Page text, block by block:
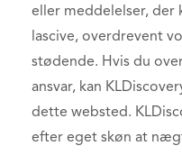
eller meddelelser, der
lascive, overdrevent
stødende. Hvis du
ansvar, kan
dette websted.
efter eget skøn at